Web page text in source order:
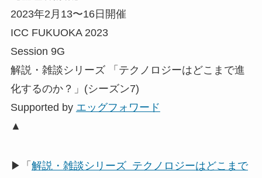
2023年2月13〜16日開催
ICC FUKUOKA 2023
Session 9G
解説・雑談シリーズ 「テクノロジーはどこまで進
化するのか？」(シーズン7)
Supported by エッグフォワード
▲
▶「 解説・雑談シリーズ テクノロジーはどこまで